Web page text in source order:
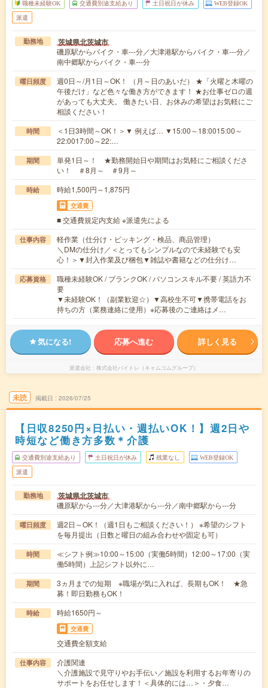
職種未経験OK 交通費別途支給あり 土日祝日が休み WEB登録OK
派遣
勤務地 茨城県北茨城市
磯原駅からバイク・車---分／大津港駅からバイク・車---分／
南中郷駅からバイク・車---分
曜日頻度
週0日～/月1日～OK！ （月～日のあいだ） ★「火曜と木曜の
午後だけ」など色々な働き方ができます！ ★お仕事ゼロの週
があっても大丈夫。 働きたい日、お休みの希望はお気軽にご
相談ください！
時間
＜1日3時間～OK！＞▼ 例えば… ▼15:00～18:0015:00～
22:0017:00～22:…
期間
単発1日～！ ★勤務開始日や期間はお気軽にご相談くださ
い！ ＃8月～ ＃9月～
時給 時給1,500円～1,875円
交通費
■ 交通費規定内支給 ※派遣先による
仕事内容
軽作業（仕分け・ピッキング・検品、商品管理）
＼DMの仕分け／＜とってもシンプルなので未経験でも安
心！＞▼封入作業及び梱包▼雑誌や書籍などの仕分け…
応募資格
職種未経験OK / ブランクOK / パソコンスキル不要 / 英語力不
要
▼未経験OK！（副業歓迎☆）▼高校生不可▼携帯電話をお
持ちの方（業務連絡に使用）※応募後のご連絡はメ…
気になる! 応募へ進む 詳しく見る
派遣会社 株式会社バイトレ（キャムコムグループ）
未読 掲載日 2026/07/25
【日収8250円×日払い・週払いOK！】週2日や
時短など働き方多数＊介護
交通費別途支給あり 土日祝日が休み 残業なし WEB登録OK
派遣
勤務地 茨城県北茨城市
磯原駅から---分／大津港駅から---分／南中郷駅から---分
曜日頻度
週2日～OK！（週1日もご相談ください！） ※希望のシフト
を毎月提出（日数と曜日の組み合わせや固定も可）
時間
≪シフト例≫10:00～15:00（実働5時間）12:00～17:00（実
働5時間）上記シフト以外に…
期間
3ヵ月までの短期 ※職場が気に入れば、長期もOK！ ★急
募！即日勤務もOK！
時給 時給1650円～
交通費
交通費全額支給
仕事内容
介護関連
＼介護施設で見守りやお手伝い／施設を利用するお年寄りの
サポートをお任せします！＜具体的には…＞・夕食…